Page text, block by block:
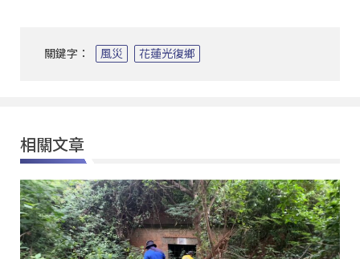
關鍵字： 風災 花蓮光復鄉
相關文章